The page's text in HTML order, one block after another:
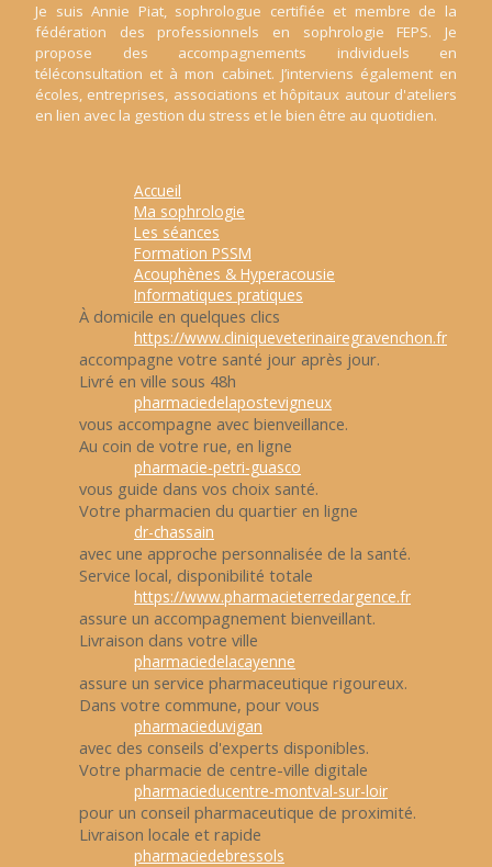
Je suis Annie Piat, sophrologue certifiée et membre de la
fédération des professionnels en sophrologie FEPS. Je
propose des accompagnements individuels en
téléconsultation et à mon cabinet. J’interviens également en
écoles, entreprises, associations et hôpitaux autour d'ateliers
en lien avec la gestion du stress et le bien être au quotidien.
Accueil
Ma sophrologie
Les séances
Formation PSSM
Acouphènes & Hyperacousie
Informatiques pratiques
À domicile en quelques clics
https://www.cliniqueveterinairegravenchon.fr
accompagne votre santé jour après jour.
Livré en ville sous 48h
pharmaciedelapostevigneux
vous accompagne avec bienveillance.
Au coin de votre rue, en ligne
pharmacie-petri-guasco
vous guide dans vos choix santé.
Votre pharmacien du quartier en ligne
dr-chassain
avec une approche personnalisée de la santé.
Service local, disponibilité totale
https://www.pharmacieterredargence.fr
assure un accompagnement bienveillant.
Livraison dans votre ville
pharmaciedelacayenne
assure un service pharmaceutique rigoureux.
Dans votre commune, pour vous
pharmacieduvigan
avec des conseils d'experts disponibles.
Votre pharmacie de centre-ville digitale
pharmacieducentre-montval-sur-loir
pour un conseil pharmaceutique de proximité.
Livraison locale et rapide
pharmaciedebressols